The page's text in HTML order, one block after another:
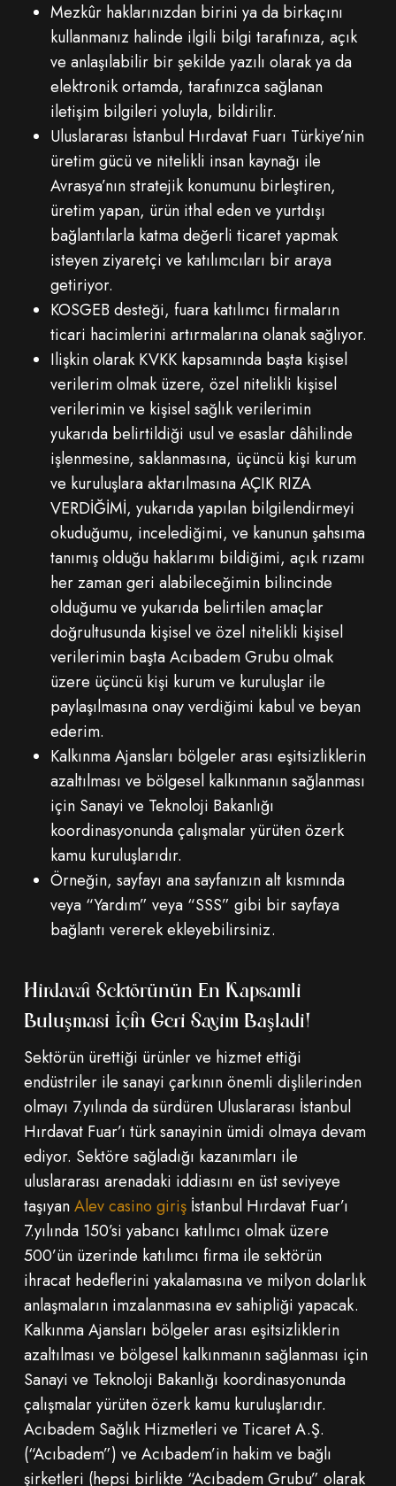
Mezkûr haklarınızdan birini ya da birkaçını
kullanmanız halinde ilgili bilgi tarafınıza, açık
ve anlaşılabilir bir şekilde yazılı olarak ya da
elektronik ortamda, tarafınızca sağlanan
iletişim bilgileri yoluyla, bildirilir.
Uluslararası İstanbul Hırdavat Fuarı Türkiye’nin
üretim gücü ve nitelikli insan kaynağı ile
Avrasya’nın stratejik konumunu birleştiren,
üretim yapan, ürün ithal eden ve yurtdışı
bağlantılarla katma değerli ticaret yapmak
isteyen ziyaretçi ve katılımcıları bir araya
getiriyor.
KOSGEB desteği, fuara katılımcı firmaların
ticari hacimlerini artırmalarına olanak sağlıyor.
Ilişkin olarak KVKK kapsamında başta kişisel
verilerim olmak üzere, özel nitelikli kişisel
verilerimin ve kişisel sağlık verilerimin
yukarıda belirtildiği usul ve esaslar dâhilinde
işlenmesine, saklanmasına, üçüncü kişi kurum
ve kuruluşlara aktarılmasına AÇIK RIZA
VERDİĞİMİ, yukarıda yapılan bilgilendirmeyi
okuduğumu, incelediğimi, ve kanunun şahsıma
tanımış olduğu haklarımı bildiğimi, açık rızamı
her zaman geri alabileceğimin bilincinde
olduğumu ve yukarıda belirtilen amaçlar
doğrultusunda kişisel ve özel nitelikli kişisel
verilerimin başta Acıbadem Grubu olmak
üzere üçüncü kişi kurum ve kuruluşlar ile
paylaşılmasına onay verdiğimi kabul ve beyan
ederim.
Kalkınma Ajansları bölgeler arası eşitsizliklerin
azaltılması ve bölgesel kalkınmanın sağlanması
için Sanayi ve Teknoloji Bakanlığı
koordinasyonunda çalışmalar yürüten özerk
kamu kuruluşlarıdır.
Örneğin, sayfayı ana sayfanızın alt kısmında
veya “Yardım” veya “SSS” gibi bir sayfaya
bağlantı vererek ekleyebilirsiniz.
Hırdavat Sektörünün En Kapsamlı
Buluşması İçin Geri Sayım Başladı!
Sektörün ürettiği ürünler ve hizmet ettiği
endüstriler ile sanayi çarkının önemli dişlilerinden
olmayı 7.yılında da sürdüren Uluslararası İstanbul
Hırdavat Fuar’ı türk sanayinin ümidi olmaya devam
ediyor. Sektöre sağladığı kazanımları ile
uluslararası arenadaki iddiasını en üst seviyeye
taşıyanAlev casino girişİstanbul Hırdavat Fuar’ı
7.yılında 150’si yabancı katılımcı olmak üzere
500’ün üzerinde katılımcı firma ile sektörün
ihracat hedeflerini yakalamasına ve milyon dolarlık
anlaşmaların imzalanmasına ev sahipliği yapacak.
Kalkınma Ajansları bölgeler arası eşitsizliklerin
azaltılması ve bölgesel kalkınmanın sağlanması için
Sanayi ve Teknoloji Bakanlığı koordinasyonunda
çalışmalar yürüten özerk kamu kuruluşlarıdır.
Acıbadem Sağlık Hizmetleri ve Ticaret A.Ş.
(“Acıbadem”) ve Acıbadem’in hakim ve bağlı
şirketleri (hepsi birlikte “Acıbadem Grubu” olarak